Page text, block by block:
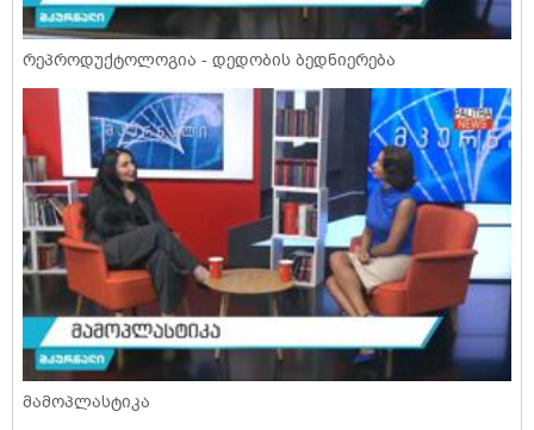
რეპროდუქტოლოგია - დედობის ბედნიერება
მამოპლასტიკა